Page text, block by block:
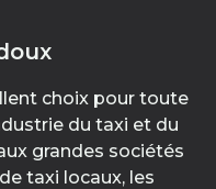
choix pour toute
du taxi et du
grandes sociétés
taxi locaux, les